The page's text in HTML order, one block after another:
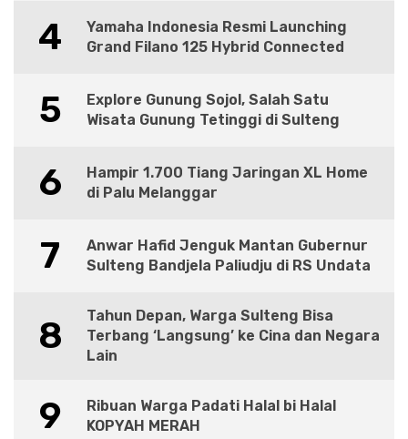
4
Yamaha Indonesia Resmi Launching
Grand Filano 125 Hybrid Connected
5
Explore Gunung Sojol, Salah Satu
Wisata Gunung Tetinggi di Sulteng
6
Hampir 1.700 Tiang Jaringan XL Home
di Palu Melanggar
7
Anwar Hafid Jenguk Mantan Gubernur
Sulteng Bandjela Paliudju di RS Undata
8
Tahun Depan, Warga Sulteng Bisa
Terbang ‘Langsung’ ke Cina dan Negara
Lain
9
Ribuan Warga Padati Halal bi Halal
KOPYAH MERAH